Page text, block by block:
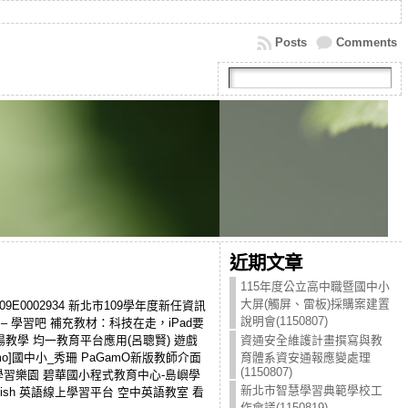
Comments
Posts
新北市109學年度新任資訊
學習吧 補充教材：科技在走，iPad要
學 均一教育平台應用(呂聰賢) 遊戲
國中小_秀珊 PaGamO新版教師介面
樂園 碧華國小程式教育中心-島嶼學
英語線上學習平台 空中英語教室 看
近期文章
115年度公立高中職暨國中小
大屏(觸屏、雷板)採購案建置
說明會(1150807)
資通安全維護計畫撰寫與教
育體系資安通報應變處理
(1150807)
新北市智慧學習典範學校工